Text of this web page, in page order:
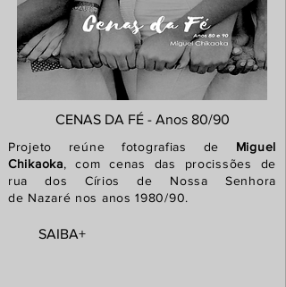
CENAS DA FÉ - Anos 80/90
Projeto reúne fotografias de Miguel
Chikaoka, com cenas das procissões de
rua dos Círios de Nossa Senhora
de Nazaré nos anos 1980/90.
SAIBA+